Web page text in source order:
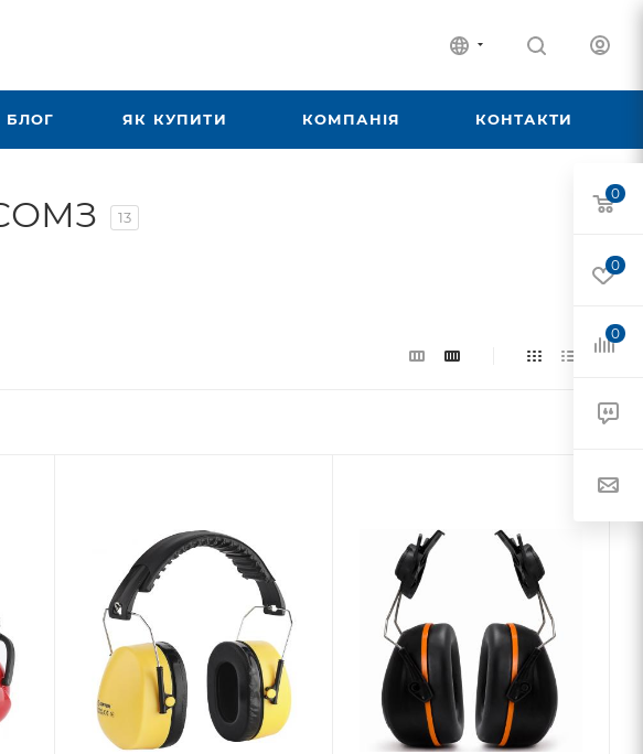
БЛОГ ЯК КУПИТИ КОМПАНІЯ КОНТАКТИ
13
0
0
0